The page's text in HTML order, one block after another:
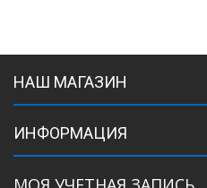
НАШ МАГАЗИН
ИНФОРМАЦИЯ